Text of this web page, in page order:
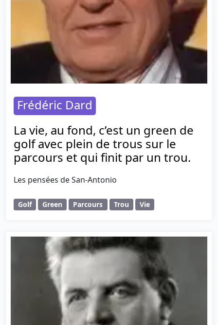
Frédéric Dard
La vie, au fond, c’est un green de
golf avec plein de trous sur le
parcours et qui finit par un trou.
Les pensées de San-Antonio
Golf Green Parcours Trou Vie